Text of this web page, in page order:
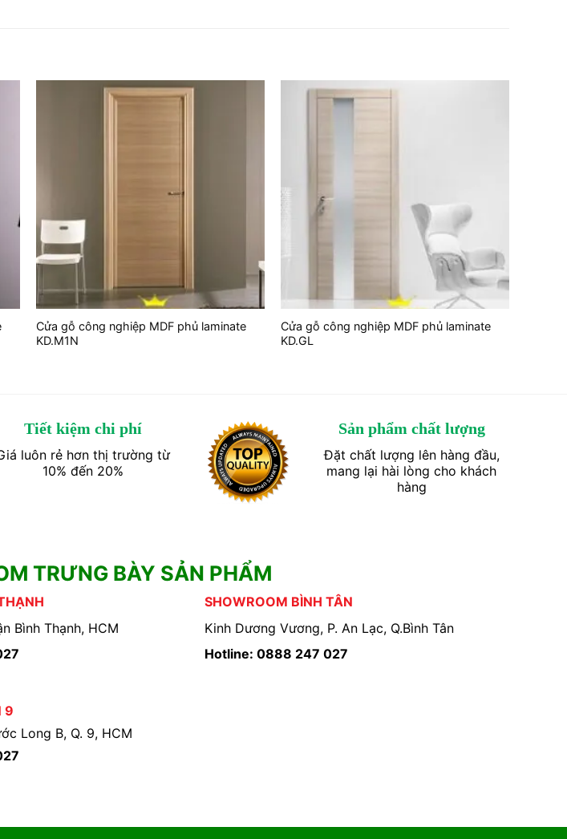
Cửa gỗ công nghiệp MDF phủ laminate
KD.M1N
Cửa gỗ công nghiệp MDF phủ laminate
KD.GL
Tiết kiệm chi phí
luôn rẻ hơn thị trường từ
10% đến 20%
Sản phẩm chất lượng
Đặt chất lượng lên hàng đầu,
mang lại hài lòng cho khách
hàng
TRƯNG BÀY SẢN PHẨM
Bình Thạnh, HCM
SHOWROOM BÌNH TÂN
Kinh Dương Vương, P. An Lạc, Q.Bình Tân
Hotline: 0888 247 027
9
Long B, Q. 9, HCM